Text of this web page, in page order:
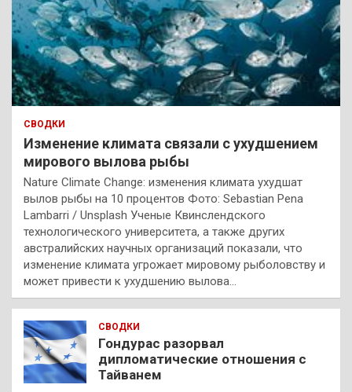
СВОДКИ
Изменение климата связали с ухудшением
мирового вылова рыбы
Nature Climate Change: изменения климата ухудшат
вылов рыбы на 10 процентов Фото: Sebastian Pena
Lambarri / Unsplash Ученые Квинслендского
технологического университета, а также других
австралийских научных организаций показали, что
изменение климата угрожает мировому рыболовству и
может привести к ухудшению вылова…
СВОДКИ
Гондурас разорвал
дипломатические отношения с
Тайванем